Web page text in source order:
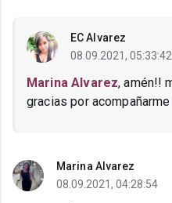
EC Alvarez
08.09.2021, 05:33:42
Marina Alvarez, amén!!
gracias por
Marina Alvarez
08.09.2021, 04:28:54